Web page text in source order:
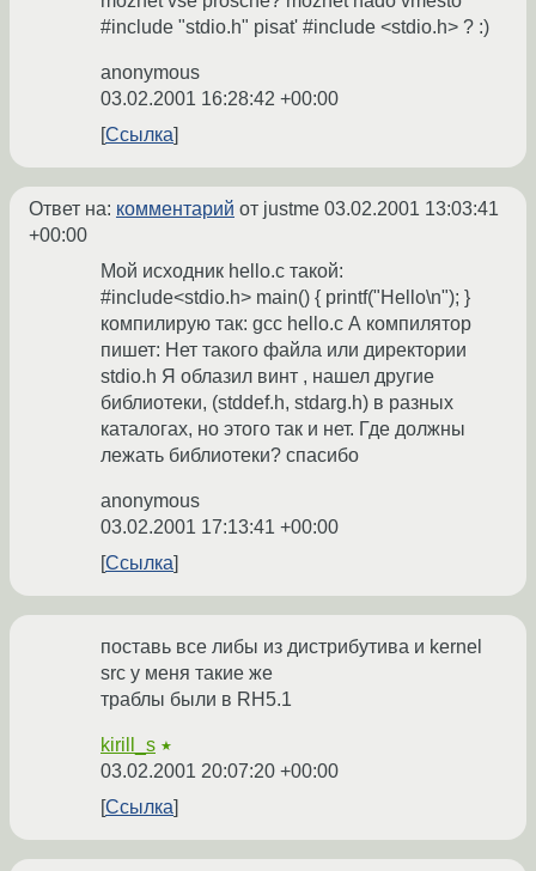
#include "stdio.h" pisat' #include <stdio.h> ? :)
anonymous
03.02.2001 16:28:42 +00:00
Ссылка
Ответ на: комментарий от justme 03.02.2001 13:03:41
+00:00
Мой исходник hello.c такой:
#include<stdio.h> main() { printf("Hello\n"); }
компилирую так: gcc hello.c А компилятор
пишет: Нет такого файла или директории
stdio.h Я облазил винт , нашел другие
библиотеки, (stddef.h, stdarg.h) в разных
каталогах, но этого так и нет. Где должны
лежать библиотеки? спасибо
anonymous
03.02.2001 17:13:41 +00:00
Ссылка
поставь все либы из дистрибутива и kernel
src у меня такие же
траблы были в RH5.1
kirill_s ★
03.02.2001 20:07:20 +00:00
Ссылка